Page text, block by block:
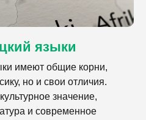
языки
имеют общие корни,
но и свои отличия.
значение,
и современное